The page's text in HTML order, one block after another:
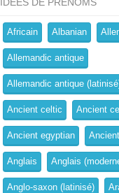
Africain Albanian
Allemandic antique
Allemandic antique
Ancient celtic Ancient
Ancient egyptian
Anglais Anglais
Anglo-saxon (latinisé)